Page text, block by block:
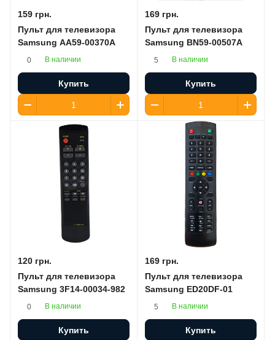
159 грн.
Пульт для телевизора
Samsung AA59-00370A
0 В наличии
Купить
169 грн.
Пульт для телевизора
Samsung BN59-00507A
5 В наличии
Купить
120 грн.
Пульт для телевизора
Samsung 3F14-00034-982
0 В наличии
Купить
169 грн.
Пульт для телевизора
Samsung ED20DF-01
5 В наличии
Купить